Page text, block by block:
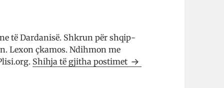
të Dar­da­nisë. Shkrun për shqip­
Lexon çkamos. Ndih­mon me
Shihja të gjitha postimet